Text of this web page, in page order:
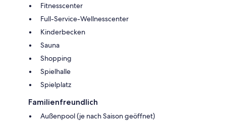
Fitnesscenter
Full-Service-Wellnesscenter
Kinderbecken
Sauna
Shopping
Spielhalle
Spielplatz
Familienfreundlich
Außenpool (je nach Saison geöffnet)